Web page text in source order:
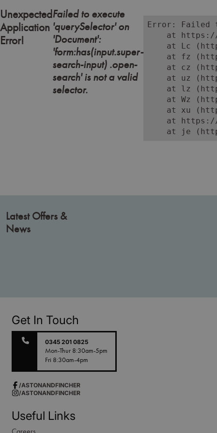
Unexpected
Application
Error!
Failed to execute
'querySelector' on
'Document':
'form:has(input.super-
search-input) .open-
search' is not a valid
selector.
Error: Failed
at
at Lc
at fz
at cz
at uz
at lz
at Wz
at xu
at
at je
Latest Offers &
News
Get In Touch
0345 201 0825
Mon-Thur 8:30am-5pm
Fri 8:30am-4pm
/ASTONANDFINCHER
/ASTONANDFINCHER
Useful Links